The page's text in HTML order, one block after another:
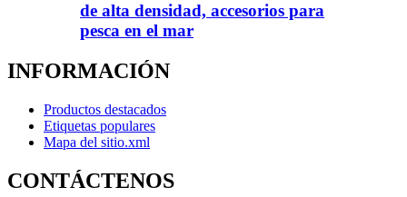
de alta densidad, accesorios para
pesca en el mar
INFORMACIÓN
Productos destacados
Etiquetas populares
Mapa del sitio.xml
CONTÁCTENOS